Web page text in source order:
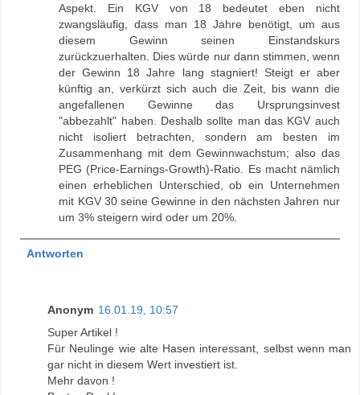
Aspekt. Ein KGV von 18 bedeutet eben nicht
zwangsläufig, dass man 18 Jahre benötigt, um aus
diesem Gewinn seinen Einstandskurs
zurückzuerhalten. Dies würde nur dann stimmen, wenn
der Gewinn 18 Jahre lang stagniert! Steigt er aber
künftig an, verkürzt sich auch die Zeit, bis wann die
angefallenen Gewinne das Ursprungsinvest
"abbezahlt" haben. Deshalb sollte man das KGV auch
nicht isoliert betrachten, sondern am besten im
Zusammenhang mit dem Gewinnwachstum; also das
PEG (Price-Earnings-Growth)-Ratio. Es macht nämlich
einen erheblichen Unterschied, ob ein Unternehmen
mit KGV 30 seine Gewinne in den nächsten Jahren nur
um 3% steigern wird oder um 20%.
Antworten
Anonym 16.01.19, 10:57
Super Artikel !
Für Neulinge wie alte Hasen interessant, selbst wenn man
gar nicht in diesem Wert investiert ist.
Mehr davon !